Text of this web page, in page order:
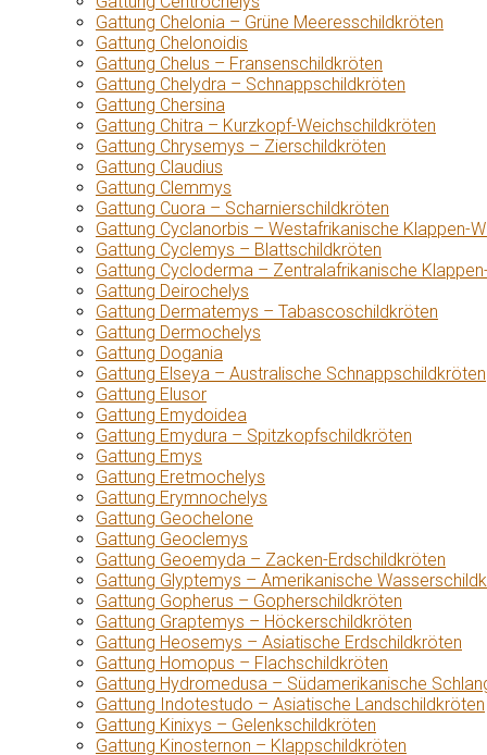
Gattung Chelonia – Grüne Meeresschildkröten
Gattung Chelonoidis
Gattung Chelus – Fransenschildkröten
Gattung Chelydra – Schnappschildkröten
Gattung Chersina
Gattung Chitra – Kurzkopf-Weichschildkröten
Gattung Chrysemys – Zierschildkröten
Gattung Claudius
Gattung Clemmys
Gattung Cuora – Scharnierschildkröten
Gattung Cyclanorbis – Westafrikanische Klappen-
Gattung Cyclemys – Blattschildkröten
Gattung Cycloderma – Zentralafrikanische
Gattung Deirochelys
Gattung Dermatemys – Tabascoschildkröten
Gattung Dermochelys
Gattung Dogania
Gattung Elseya – Australische Schnappschildkröten
Gattung Elusor
Gattung Emydoidea
Gattung Emydura – Spitzkopfschildkröten
Gattung Emys
Gattung Eretmochelys
Gattung Erymnochelys
Gattung Geochelone
Gattung Geoclemys
Gattung Geoemyda – Zacken-Erdschildkröten
Gattung Glyptemys – Amerikanische
Gattung Gopherus – Gopherschildkröten
Gattung Graptemys – Höckerschildkröten
Gattung Heosemys – Asiatische Erdschildkröten
Gattung Homopus – Flachschildkröten
Gattung Hydromedusa – Südamerikanische
Gattung Indotestudo – Asiatische Landschildkröten
Gattung Kinixys – Gelenkschildkröten
Gattung Kinosternon – Klappschildkröten